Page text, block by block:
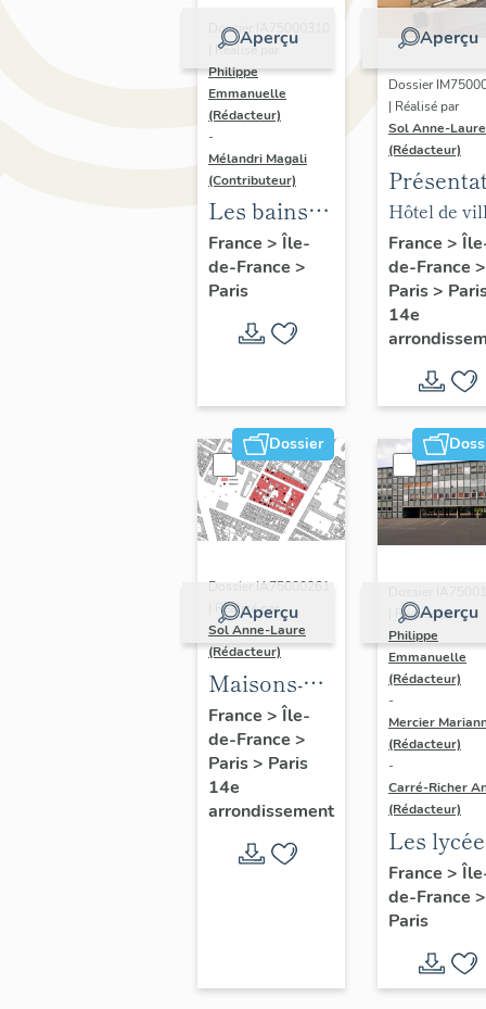
Aperçu
Dossier IA75000310
| Réalisé par
Philippe
Emmanuelle
(Rédacteur)
-
Mélandri Magali
(Contributeur)
Les bains
douches
municipaux
de la ville
de Paris
France > Île-
de-France >
Paris
Aperçu
Dossier
| Réalisé par
Sol Anne-Laure
(Rédacteur)
du
de la
annexe
Hôtel de
annexe
France >
de-France >
Paris>
14e
Dossier
Aperçu
Dossier IA75000261
| Réalisé par
Sol Anne-Laure
(Rédacteur)
Maisons-
immeubles
France > Île-
de-France >
Paris> Paris
14e
arrondissement
Aperçu
| Réalisé par
Philippe
Emmanuelle
(Rédacteur)
-
Mercier
(Rédacteur)
-
Carré-Richer
(Rédacteur)
Les
Jean-
Dondel
Roger
Dhuit
France >
de-France >
Paris